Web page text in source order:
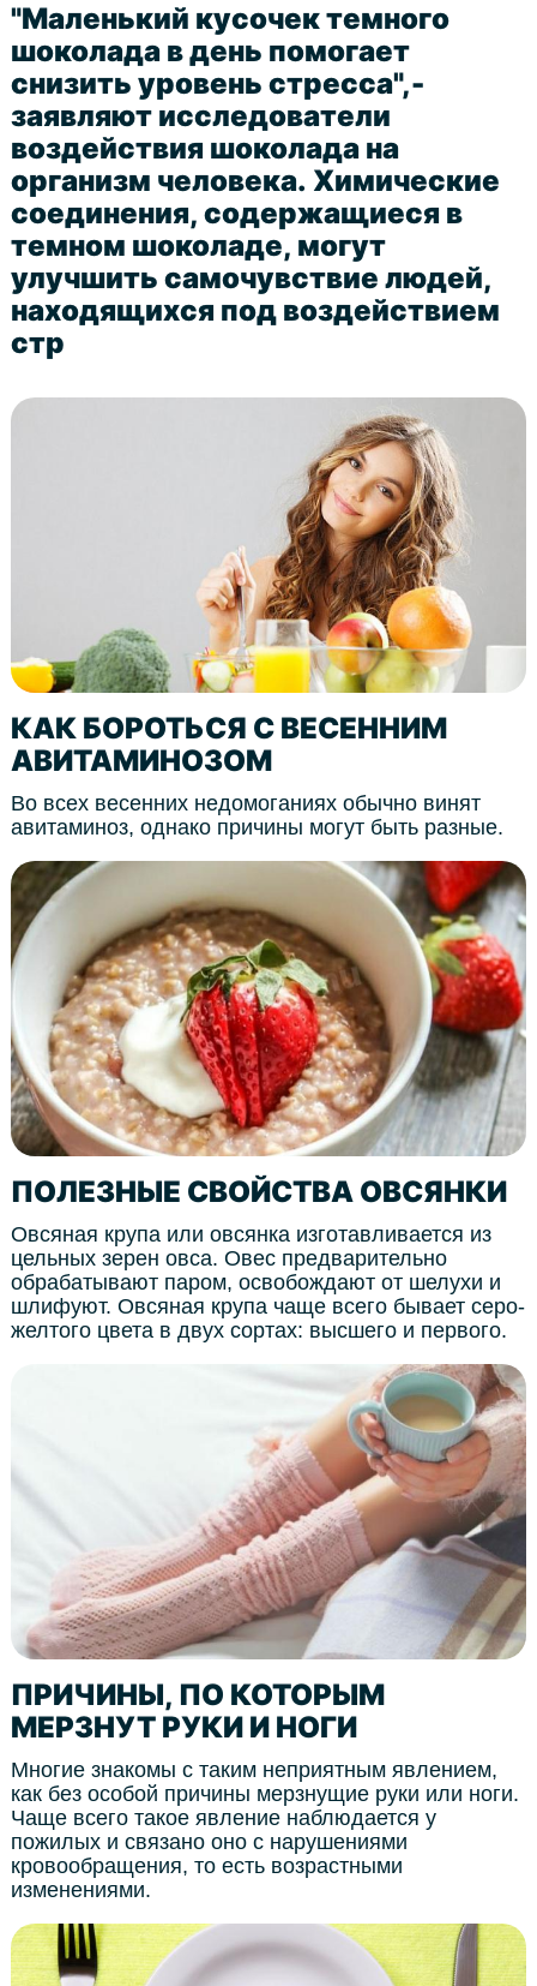
"Маленький кусочек темного
шоколада в день помогает
снизить уровень стресса",-
заявляют исследователи
воздействия шоколада на
организм человека. Химические
соединения, содержащиеся в
темном шоколаде, могут
улучшить самочувствие людей,
находящихся под воздействием
стр
КАК БОРОТЬСЯ С ВЕСЕННИМ
АВИТАМИНОЗОМ
Во всех весенних недомоганиях обычно винят
авитаминоз, однако причины могут быть разные.
ПОЛЕЗНЫЕ СВОЙСТВА ОВСЯНКИ
Овсяная крупа или овсянка изготавливается из
цельных зерен овса. Овес предварительно
обрабатывают паром, освобождают от шелухи и
шлифуют. Овсяная крупа чаще всего бывает серо-
желтого цвета в двух сортах: высшего и первого.
ПРИЧИНЫ, ПО КОТОРЫМ
МЕРЗНУТ РУКИ И НОГИ
Многие знакомы с таким неприятным явлением,
как без особой причины мерзнущие руки или ноги.
Чаще всего такое явление наблюдается у
пожилых и связано оно с нарушениями
кровообращения, то есть возрастными
изменениями.